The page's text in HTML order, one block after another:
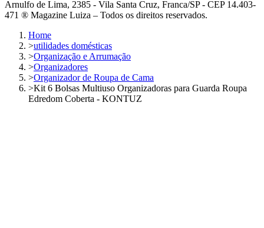
Arnulfo de Lima, 2385 - Vila Santa Cruz, Franca/SP - CEP 14.403-
471 ® Magazine Luiza – Todos os direitos reservados.
Home
>utilidades domésticas
>Organização e Arrumação
>Organizadores
>Organizador de Roupa de Cama
>Kit 6 Bolsas Multiuso Organizadoras para Guarda Roupa
Edredom Coberta - KONTUZ